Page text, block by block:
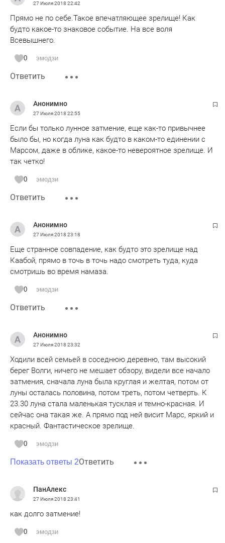
27 Июля 2018 22:42
Прямо не по себе.Такое впечатляющее зрелище! Как
будто какое-то знаковое событие. На все воля
Всевышнего.
0 эмодзи
Ответить
Анонимно
27 Июля 2018 22:55
Если бы только лунное затмение, еще как-то привычнее
было бы, но когда луна как будто в каком-то единении с
Марсом, даже в облике, какое-то невероятное зрелище. И
так четко!
0 эмодзи
Ответить
Анонимно
27 Июля 2018 23:18
Еще странное совпадение, как будто это зрелище над
Каабой, прямо в точь в точь надо смотреть туда, куда
смотришь во время намаза.
0 эмодзи
Ответить
Анонимно
27 Июля 2018 23:32
Ходили всей семьей в соседнюю деревню, там высокий
берег Волги, ничего не мешает обзору, видели все начало
затмения, сначала луна была круглая и желтая, потом от
луны осталась половина, потом треть, потом четверть. К
23.30 луна стала маленькая тусклая и темно-красная. И
сейчас она такая же. А прямо под ней висит Марс, яркий и
красный. Фантастическое зрелище.
0 эмодзи
Показать ответы 2Ответить
ПанАлекс
27 Июля 2018 23:41
как долго затмение!
0 эмодзи